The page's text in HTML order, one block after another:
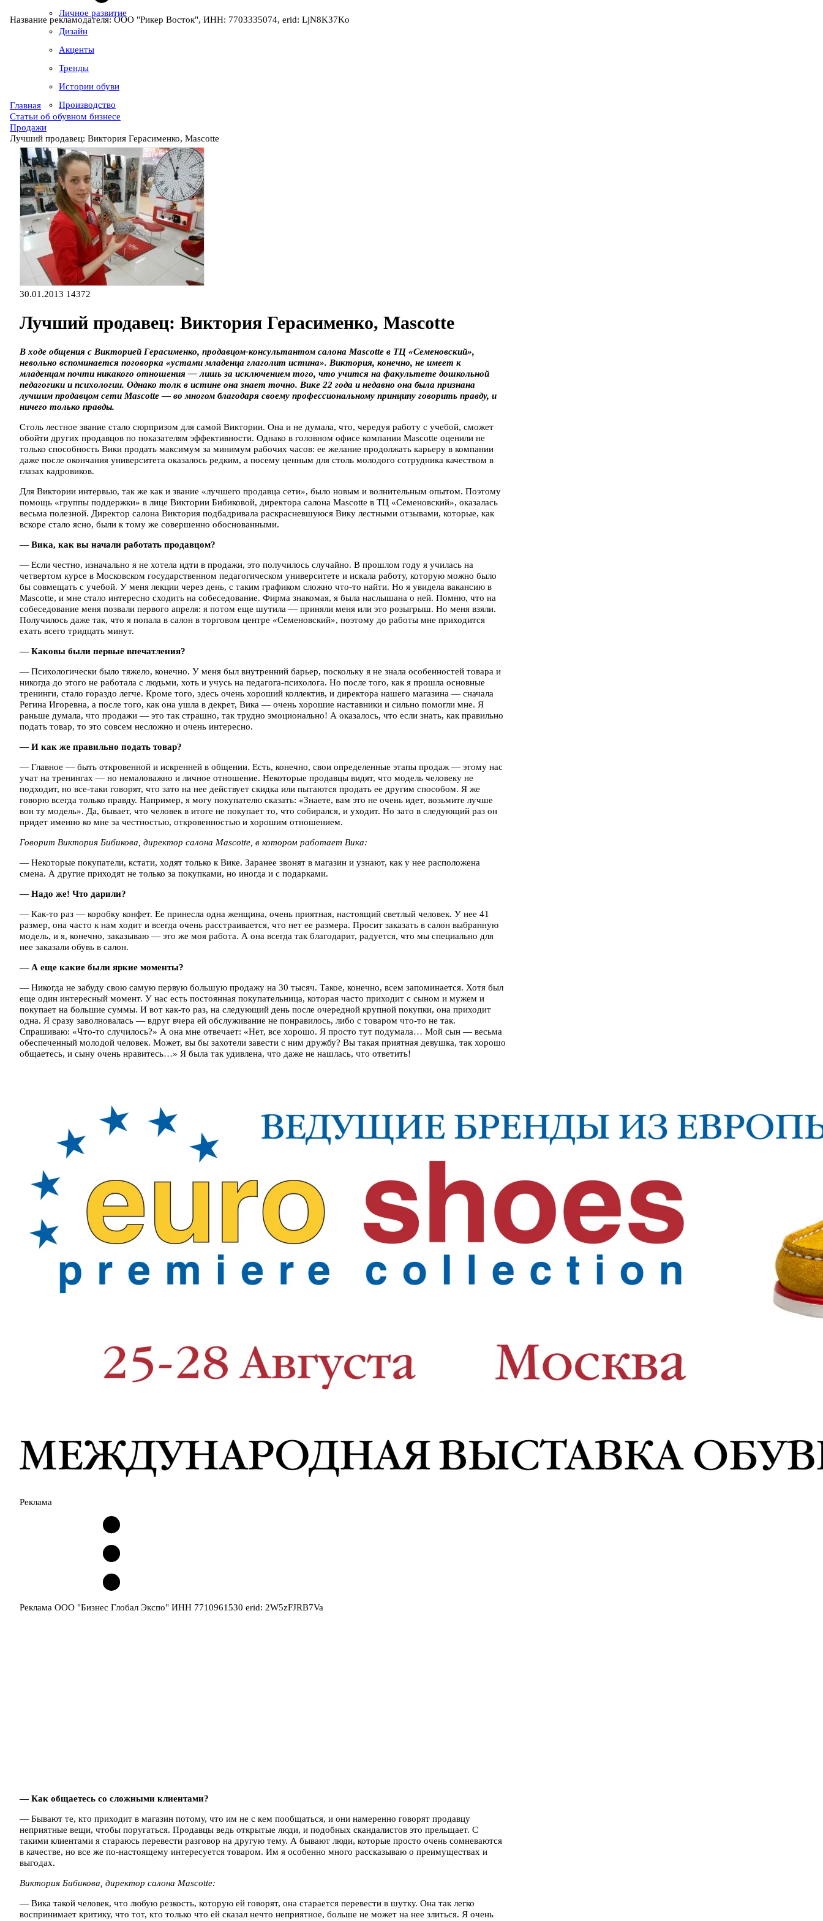
Личное развитие
Дизайн
Акценты
Тренды
Истории обуви
Производство
Название рекламодателя: ООО "Рикер Восток", ИНН: 7703335074, erid: LjN8K37Ko
Главная
Статьи об обувном бизнесе
Продажи
Лучший продавец: Виктория Герасименко, Mascotte
30.01.2013 14372
Лучший продавец: Виктория Герасименко, Mascotte
В ходе общения с Викторией Герасименко, продавцом-консультантом салона Mascotte в ТЦ «Семеновский»,
невольно вспоминается поговорка «устами младенца глаголит истина». Виктория, конечно, не имеет к
младенцам почти никакого отношения — лишь за исключением того, что учится на факультете дошкольной
педагогики и психологии. Однако толк в истине она знает точно. Вике 22 года и недавно она была признана
лучшим продавцом сети Mascotte—во многом благодаря своему профессиональному принципу говорить правду, и
ничего только правды.
Столь лестное звание стало сюрпризом для самой Виктории. Она и не думала, что, чередуя работу с учебой, сможет
обойти других продавцов по показателям эффективности. Однако в головном офисе компании Mascotte оценили не
только способность Вики продать максимум за минимум рабочих часов: ее желание продолжать карьеру в компании
даже после окончания университета оказалось редким, а посему ценным для столь молодого сотрудника качеством в
глазах кадровиков.
Для Виктории интервью, так же как и звание «лучшего продавца сети», было новым и волнительным опытом. Поэтому
помощь «группы поддержки» в лице Виктории Бибиковой, директора салона Mascotte в ТЦ «Семеновский», оказалась
весьма полезной. Директор салона Виктория подбадривала раскрасневшуюся Вику лестными отзывами, которые, как
вскоре стало ясно, были к тому же совершенно обоснованными.
— Вика, как вы начали работать продавцом?
— Если честно, изначально я не хотела идти в продажи, это получилось случайно. В прошлом году я училась на
четвертом курсе в Московском государственном педагогическом университете и искала работу, которую можно было
бы совмещать с учебой. У меня лекции через день, с таким графиком сложно что-то найти. Но я увидела вакансию в
Mascotte, и мне стало интересно сходить на собеседование. Фирма знакомая, я была наслышана о ней. Помню, что на
собеседование меня позвали первого апреля: я потом еще шутила — приняли меня или это розыгрыш. Но меня взяли.
Получилось даже так, что я попала в салон в торговом центре «Семеновский», поэтому до работы мне приходится
ехать всего тридцать минут.
— Каковы были первые впечатления?
— Психологически было тяжело, конечно. У меня был внутренний барьер, поскольку я не знала особенностей товара и
никогда до этого не работала с людьми, хоть и учусь на педагога-психолога. Но после того, как я прошла основные
тренинги, стало гораздо легче. Кроме того, здесь очень хороший коллектив, и директора нашего магазина — сначала
Регина Игоревна, а после того, как она ушла в декрет, Вика — очень хорошие наставники и сильно помогли мне. Я
раньше думала, что продажи — это так страшно, так трудно эмоционально! А оказалось, что если знать, как правильно
подать товар, то это совсем несложно и очень интересно.
— И как же правильно подать товар?
— Главное — быть откровенной и искренней в общении. Есть, конечно, свои определенные этапы продаж — этому нас
учат на тренингах — но немаловажно и личное отношение. Некоторые продавцы видят, что модель человеку не
подходит, но все-таки говорят, что зато на нее действует скидка или пытаются продать ее другим способом. Я же
говорю всегда только правду. Например, я могу покупателю сказать: «Знаете, вам это не очень идет, возьмите лучше
вон ту модель». Да, бывает, что человек в итоге не покупает то, что собирался, и уходит. Но зато в следующий раз он
придет именно ко мне за честностью, откровенностью и хорошим отношением.
Говорит Виктория Бибикова, директор салона Mascotte, в котором работает Вика:
— Некоторые покупатели, кстати, ходят только к Вике. Заранее звонят в магазин и узнают, как у нее расположена
смена. А другие приходят не только за покупками, но иногда и с подарками.
— Надо же! Что дарили?
— Как-то раз — коробку конфет. Ее принесла одна женщина, очень приятная, настоящий светлый человек. У нее 41
размер, она часто к нам ходит и всегда очень расстраивается, что нет ее размера. Просит заказать в салон выбранную
модель, и я, конечно, заказываю — это же моя работа. А она всегда так благодарит, радуется, что мы специально для
нее заказали обувь в салон.
— А еще какие были яркие моменты?
— Никогда не забуду свою самую первую большую продажу на 30 тысяч. Такое, конечно, всем запоминается. Хотя был
еще один интересный момент. У нас есть постоянная покупательница, которая часто приходит с сыном и мужем и
покупает на большие суммы. И вот как-то раз, на следующий день после очередной крупной покупки, она приходит
одна. Я сразу заволновалась — вдруг вчера ей обслуживание не понравилось, либо с товаром что-то не так.
Спрашиваю: «Что-то случилось?» А она мне отвечает: «Нет, все хорошо. Я просто тут подумала… Мой сын — весьма
обеспеченный молодой человек. Может, вы бы захотели завести с ним дружбу? Вы такая приятная девушка, так хорошо
общаетесь, и сыну очень нравитесь…» Я была так удивлена, что даже не нашлась, что ответить!
Реклама
Реклама ООО "Бизнес Глобал Экспо" ИНН 7710961530 erid: 2W5zFJRB7Va
— Как общаетесь со сложными клиентами?
— Бывают те, кто приходит в магазин потому, что им не с кем пообщаться, и они намеренно говорят продавцу
неприятные вещи, чтобы поругаться. Продавцы ведь открытые люди, и подобных скандалистов это прельщает. С
такими клиентами я стараюсь перевести разговор на другую тему. А бывают люди, которые просто очень сомневаются
в качестве, но все же по-настоящему интересуется товаром. Им я особенно много рассказываю о преимуществах и
выгодах.
Виктория Бибикова, директор салона Mascotte:
— Вика такой человек, что любую резкость, которую ей говорят, она старается перевести в шутку. Она так легко
воспринимает критику, что тот, кто только что ей сказал нечто неприятное, больше не может на нее злиться. Я очень